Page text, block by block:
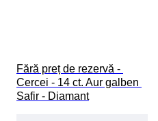
Fără preț de rezervă -
Cercei - 14 ct. Aur galben
Safir - Diamant